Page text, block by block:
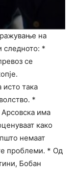
на
следното: *
се
исто така
*
има
како
немаат
проблеми. * Од
Бобан